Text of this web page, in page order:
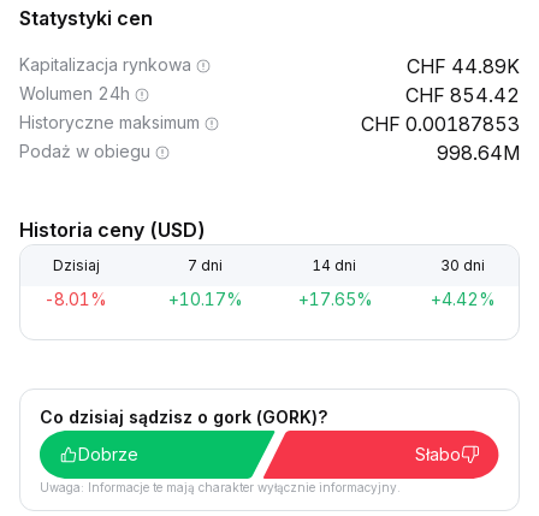
Statystyki cen
Kapitalizacja rynkowa 44.89K
Wolumen 24h 854.42
Historyczne maksimum 0.00187853
Podaż w obiegu 998.64M
Historia ceny (USD)
Dzisiaj 7 dni 14 dni 30 dni
-8.01% +10.17% +17.65% +4.42%
Co dzisiaj sądzisz o gork (GORK)?
Dobrze
Słabo
Uwaga: Informacje te mają charakter wyłącznie informacyjny.